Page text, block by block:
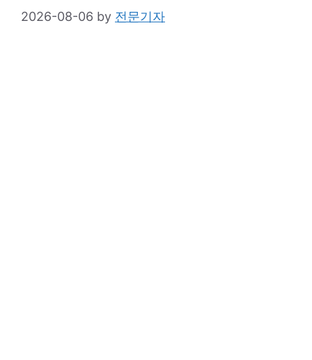
2026-08-06 by 전문기자